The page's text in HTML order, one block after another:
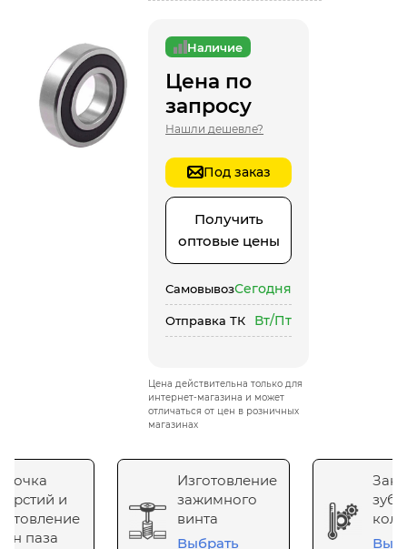
Наличие
Цена по
запросу
Нашли дешевле?
Под заказ
Получить
оптовые цены
СамовывозСегодня
Отправка ТК Вт/Пт
Цена действительна только для
интернет-магазина и может
отличаться от цен в розничных
магазинах
и
паза
Изготовление
зажимного
винта
Выбрать